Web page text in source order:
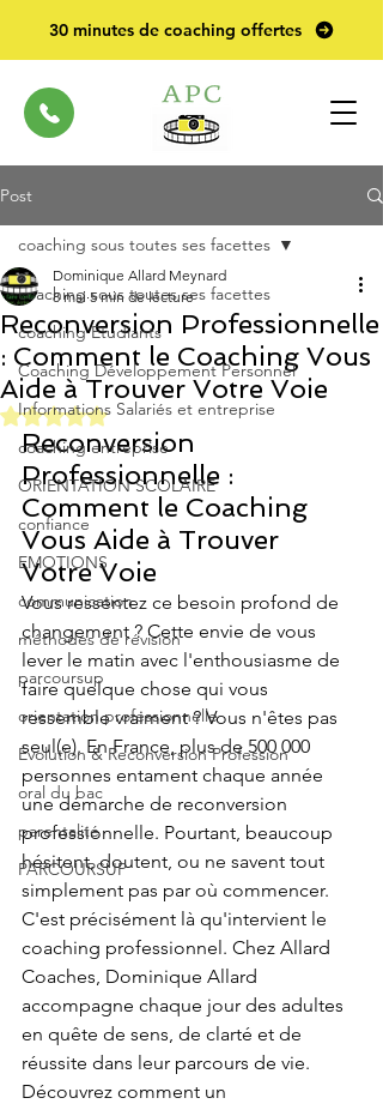
30 minutes de coaching offertes
Post
coaching sous toutes ses facettes
coaching Etudiants
Coaching Développement Personnel
Informations Salariés et entreprise
coaching entreprise
ORIENTATION SCOLAIRE
confiance
EMOTIONS
communication
méthodes de révision
parcoursup
orientation professionnelle
Évolution & Reconversion Profession
oral du bac
parentalité
PARCOURSUP
coaching sous toutes ses facettes
Reconversion Professionnelle
: Comment le Coaching Vous
Aide à Trouver Votre Voie
Dominique Allard Meynard
8 mai 5 min de lecture
Noté NaN étoiles sur 5.
Reconversion
Professionnelle :
Comment le Coaching
Vous Aide à Trouver
Votre Voie
Vous ressentez ce besoin profond de
changement ? Cette envie de vous
lever le matin avec l'enthousiasme de
faire quelque chose qui vous
ressemble vraiment ? Vous n'êtes pas
seul(e). En France, plus de 500 000
personnes entament chaque année
une démarche de reconversion
professionnelle. Pourtant, beaucoup
hésitent, doutent, ou ne savent tout
simplement pas par où commencer.
C'est précisément là qu'intervient le
coaching professionnel. Chez Allard
Coaches, Dominique Allard
accompagne chaque jour des adultes
en quête de sens, de clarté et de
réussite dans leur parcours de vie.
Découvrez comment un